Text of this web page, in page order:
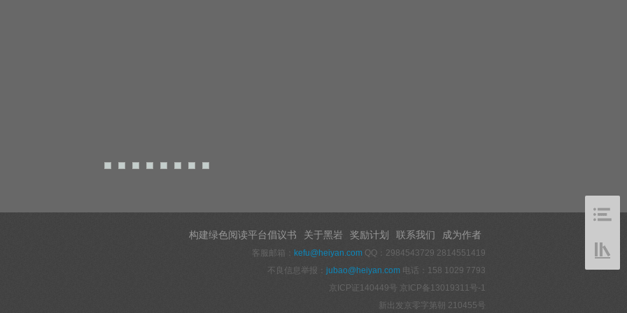
构建绿色阅读平台倡议书 关于黑岩 奖励计划 联系我们 成为作者
客服邮箱： kefu@heiyan.com QQ：2984543729 2814551419
不良信息举报： jubao@heiyan.com 电话：158 1029 7793
京ICP证140449号 京ICP备13019311号-1
新出发京零字第朝 210455号